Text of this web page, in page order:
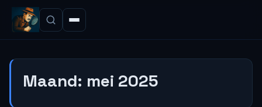
Maand: mei 2025